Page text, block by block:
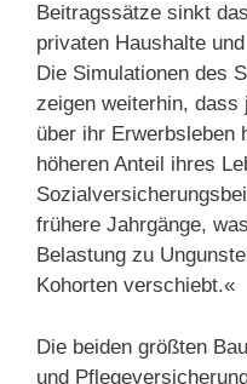
Beitragssätze sinkt
privaten Haushalte
Die Simulationen des
zeigen weiterhin, dass
über ihr Erwerbsleben
höheren Anteil ihres
frühere Jahrgänge,
Belastung zu
Kohorten verschiebt.«
Die beiden größten
und